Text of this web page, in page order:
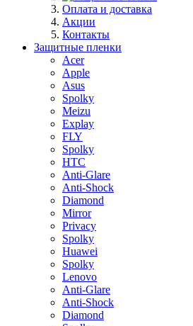
Оплата и доставка
Акции
Контакты
Защитные пленки
Acer
Apple
Asus
Spolky
Meizu
Explay
FLY
Spolky
HTC
Anti-Glare
Anti-Shock
Diamond
Mirror
Privacy
Spolky
Huawei
Spolky
Lenovo
Anti-Glare
Anti-Shock
Diamond